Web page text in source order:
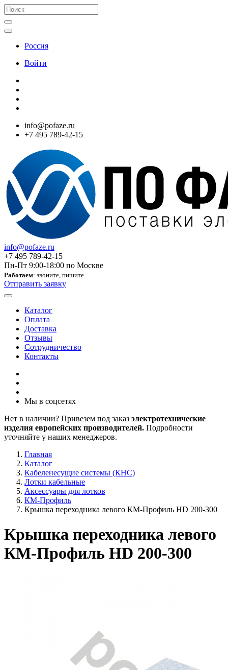
Россия
Войти
info@pofaze.ru
+7 495 789-42-15
info@pofaze.ru
+7 495 789-42-15
Пн-Пт 9:00-18:00 по Москве
Работаем: звоните, пишите
Отправить заявку
Каталог
Оплата
Доставка
Отзывы
Сотрудничество
Контакты
Мы в соцсетях
Нет в наличии? Привезем под заказ электротехнические
изделия европейских производителей. Подробности
уточняйте у наших менеджеров.
Главная
Каталог
Кабеленесущие системы (КНС)
Лотки кабельные
Аксессуары для лотков
КМ-Профиль
Крышка переходника левого КМ-Профиль HD 200-300
Крышка переходника левого
КМ-Профиль HD 200-300